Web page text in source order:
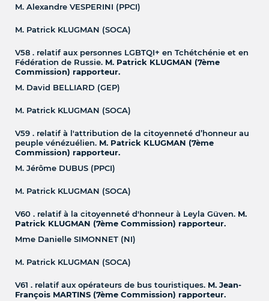
M. Alexandre VESPERINI (PPCI)
M. Patrick KLUGMAN (SOCA)
V58 . relatif aux personnes LGBTQI+ en Tchétchénie et en
Fédération de Russie. M. Patrick KLUGMAN (7ème
Commission) rapporteur.
M. David BELLIARD (GEP)
M. Patrick KLUGMAN (SOCA)
V59 . relatif à l'attribution de la citoyenneté d’honneur au
peuple vénézuélien. M. Patrick KLUGMAN (7ème
Commission) rapporteur.
M. Jérôme DUBUS (PPCI)
M. Patrick KLUGMAN (SOCA)
V60 . relatif à la citoyenneté d'honneur à Leyla Güven. M.
Patrick KLUGMAN (7ème Commission) rapporteur.
Mme Danielle SIMONNET (NI)
M. Patrick KLUGMAN (SOCA)
V61 . relatif aux opérateurs de bus touristiques. M. Jean-
François MARTINS (7ème Commission) rapporteur.